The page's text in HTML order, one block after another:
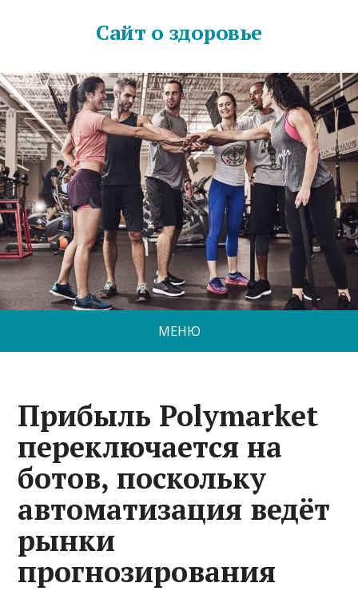
Сайт о здоровье
МЕНЮ
Прибыль Polymarket
переключается на
ботов, поскольку
автоматизация ведёт
рынки
прогнозирования